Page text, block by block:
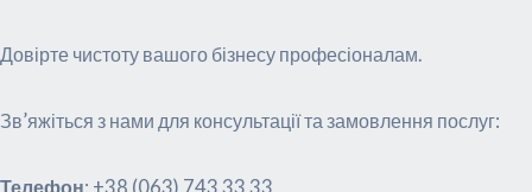
Довірте чистоту вашого бізнесу професіоналам.
Зв’яжіться з нами для консультації та замовлення послуг:
Телефон: +38 (063) 743 33 33